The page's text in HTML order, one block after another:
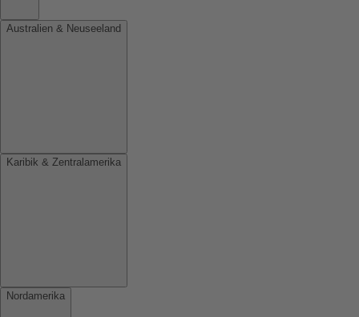
Australien & Neuseeland
Karibik & Zentralamerika
Nordamerika